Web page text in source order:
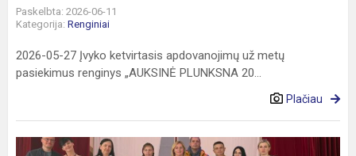
Paskelbta: 2026-06-11
Kategorija: Renginiai
2026-05-27 Įvyko ketvirtasis apdovanojimų už metų
pasiekimus renginys „AUKSINĖ PLUNKSNA 20...
Plačiau